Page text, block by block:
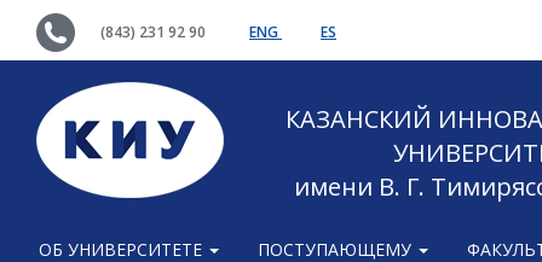
(843) 231 92 90 ENG ES
КАЗАНСКИЙ
имени В. Г.
ОБ УНИВЕРСИТЕТЕ ПОСТУПАЮЩЕМУ